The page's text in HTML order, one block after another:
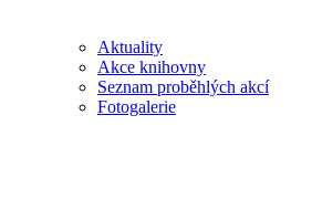
Aktuality
Akce knihovny
Seznam proběhlých akcí
Fotogalerie